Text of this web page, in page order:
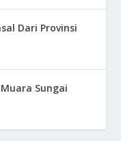
Dari Provinsi
Sungai